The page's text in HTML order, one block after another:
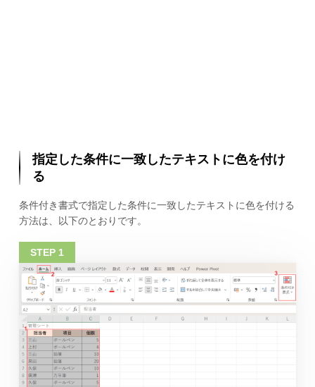
指定した条件に一致したテキストに色を付け
る
条件付き書式で指定した条件に一致したテキストに色を付ける
方法は、以下のとおりです。